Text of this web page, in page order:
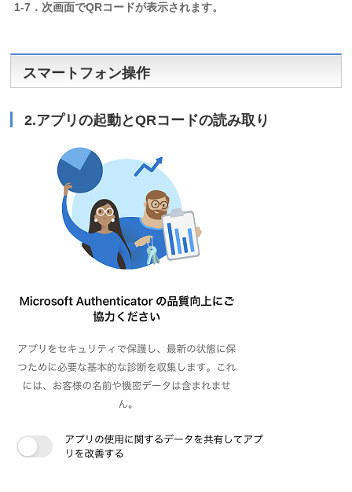
1-7．次画面でQRコードが表示されます。
スマートフォン操作
2.アプリの起動とQRコードの読み取り